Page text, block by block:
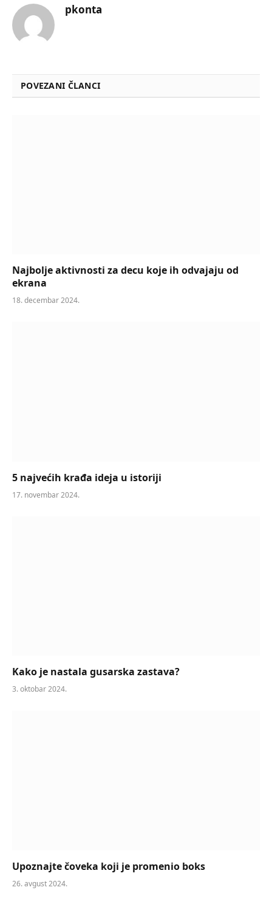
pkonta
POVEZANI ČLANCI
Najbolje aktivnosti za decu koje ih odvajaju od
ekrana
18. decembar 2024.
5 najvećih krađa ideja u istoriji
17. novembar 2024.
Kako je nastala gusarska zastava?
3. oktobar 2024.
Upoznajte čoveka koji je promenio boks
26. avgust 2024.